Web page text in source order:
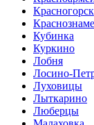
Красногорск
Кубинка
Куркино
Лобня
Лосино-
Луховицы
Лыткарино
Люберцы